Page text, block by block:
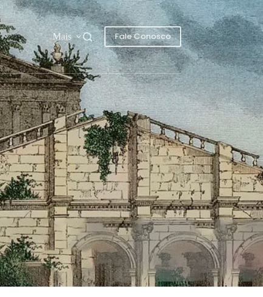
Mais Fale Conosco